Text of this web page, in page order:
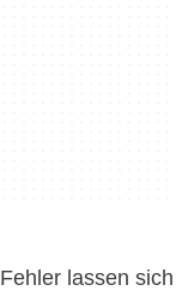
Fehler lassen